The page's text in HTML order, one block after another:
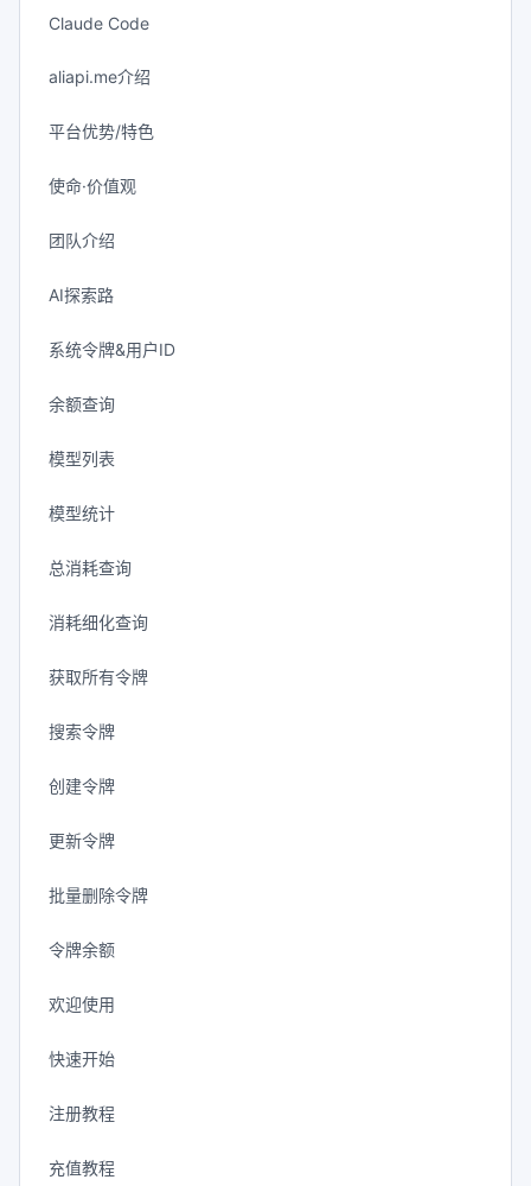
Claude Code
aliapi.me介绍
平台优势/特色
使命·价值观
团队介绍
AI探索路
系统令牌&用户ID
余额查询
模型列表
模型统计
总消耗查询
消耗细化查询
获取所有令牌
搜索令牌
创建令牌
更新令牌
批量删除令牌
令牌余额
欢迎使用
快速开始
注册教程
充值教程